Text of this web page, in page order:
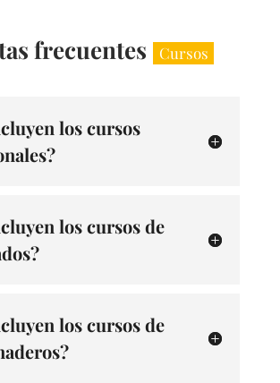
frecuentes Cursos
los cursos
los cursos de
los cursos de